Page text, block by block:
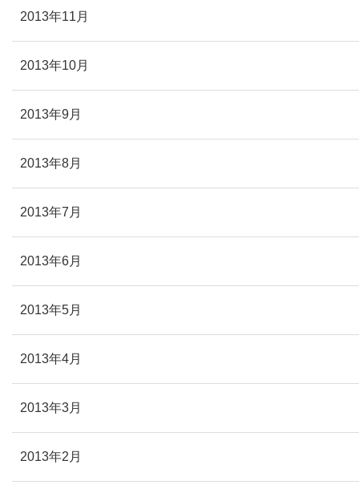
2013年11月
2013年10月
2013年9月
2013年8月
2013年7月
2013年6月
2013年5月
2013年4月
2013年3月
2013年2月